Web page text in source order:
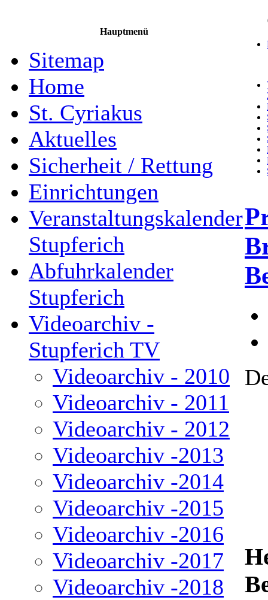
Hauptmenü
Sitemap
Home
St. Cyriakus
Aktuelles
Sicherheit / Rettung
Einrichtungen
Veranstaltungskalender
Stupferich
Abfuhrkalender
Stupferich
Videoarchiv -
Stupferich TV
Videoarchiv - 2010
Videoarchiv - 2011
Videoarchiv - 2012
Videoarchiv -2013
Videoarchiv -2014
Videoarchiv -2015
Videoarchiv -2016
Videoarchiv -2017
Videoarchiv -2018